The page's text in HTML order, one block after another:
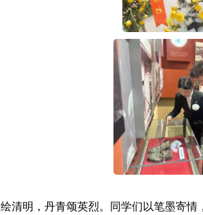
清明，丹青颂英烈。同学们以笔墨寄情